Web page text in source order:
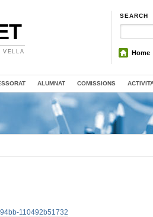
SEARCH
Home
ALUMNAT COMISSIONS
110492b51732